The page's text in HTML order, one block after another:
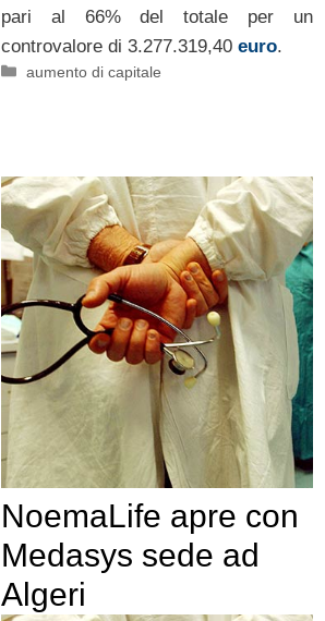
pari al 66% del totale per un
controvalore di 3.277.319,40 euro.
Categorie
aumento di capitale
NoemaLife apre con
Medasys sede ad
Algeri